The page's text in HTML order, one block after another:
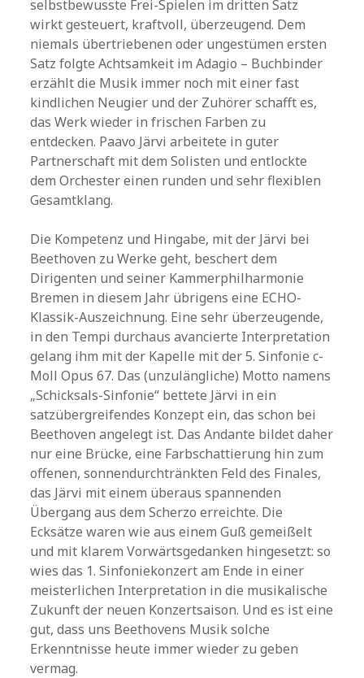
selbstbewusste Frei-Spielen im dritten Satz
wirkt gesteuert, kraftvoll, überzeugend. Dem
niemals übertriebenen oder ungestümen ersten
Satz folgte Achtsamkeit im Adagio – Buchbinder
erzählt die Musik immer noch mit einer fast
kindlichen Neugier und der Zuhörer schafft es,
das Werk wieder in frischen Farben zu
entdecken. Paavo Järvi arbeitete in guter
Partnerschaft mit dem Solisten und entlockte
dem Orchester einen runden und sehr flexiblen
Gesamtklang.
Die Kompetenz und Hingabe, mit der Järvi bei
Beethoven zu Werke geht, beschert dem
Dirigenten und seiner Kammerphilharmonie
Bremen in diesem Jahr übrigens eine ECHO-
Klassik-Auszeichnung. Eine sehr überzeugende,
in den Tempi durchaus avancierte Interpretation
gelang ihm mit der Kapelle mit der 5. Sinfonie c-
Moll Opus 67. Das (unzulängliche) Motto namens
„Schicksals-Sinfonie“ bettete Järvi in ein
satzübergreifendes Konzept ein, das schon bei
Beethoven angelegt ist. Das Andante bildet daher
nur eine Brücke, eine Farbschattierung hin zum
offenen, sonnendurchtränkten Feld des Finales,
das Järvi mit einem überaus spannenden
Übergang aus dem Scherzo erreichte. Die
Ecksätze waren wie aus einem Guß gemeißelt
und mit klarem Vorwärtsgedanken hingesetzt: so
wies das 1. Sinfoniekonzert am Ende in einer
meisterlichen Interpretation in die musikalische
Zukunft der neuen Konzertsaison. Und es ist eine
gut, dass uns Beethovens Musik solche
Erkenntnisse heute immer wieder zu geben
vermag.